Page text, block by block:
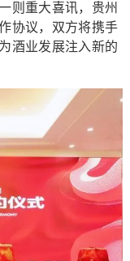
重大喜讯，贵州
协议，双方将携手
酒业发展注入新的